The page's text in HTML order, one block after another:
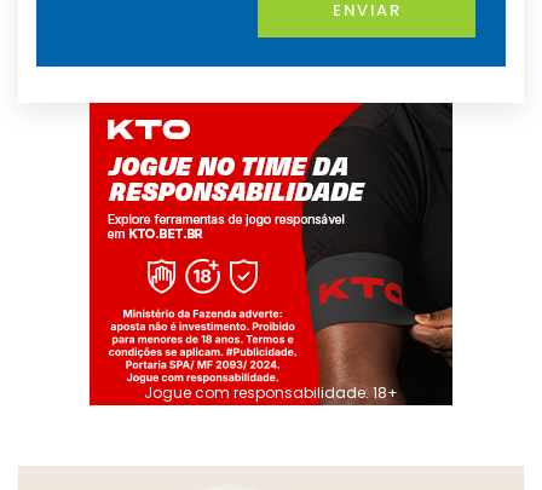
ENVIAR
Jogue com responsabilidade. 18+